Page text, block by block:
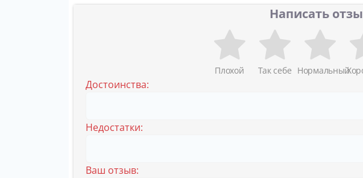
Написать
Плохой Так себе Нормальный
Достоинства:
Недостатки:
Ваш отзыв: